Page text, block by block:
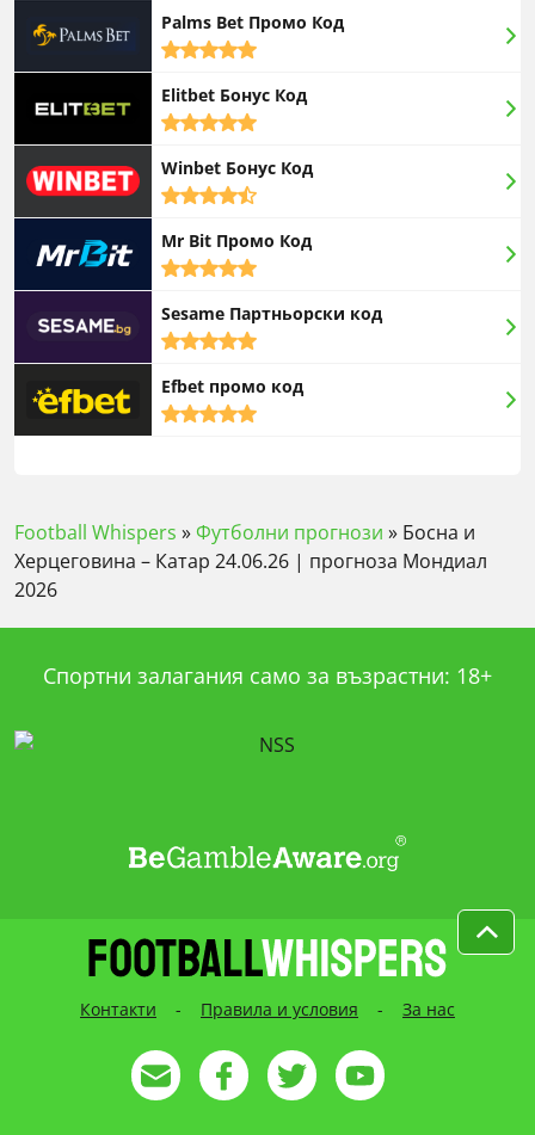
Palms Bet Промо Код
5,0
Elitbet Бонус Код
5,0
Winbet Бонус Код
4,5
Mr Bit Промо Код
5,0
Sesame Партньорски код
5,0
Efbet промо код
5,0
Football Whispers »Футболни прогнози » Босна и
Херцеговина – Катар 24.06.26 | прогноза Мондиал
2026
Спортни залагания само за възрастни: 18+
Контакти - Правила и условия - За нас